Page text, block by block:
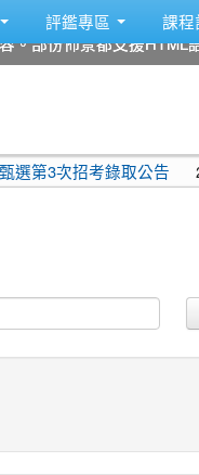
評鑑專區 課程
。部份佈景都支援HTML
。部份佈景都支援HTML
。部份佈景都支援HTML
。部份佈景都支援HTML
。部份佈景都支援HTML
。部份佈景都支援HTML
招考錄取公告 2023-